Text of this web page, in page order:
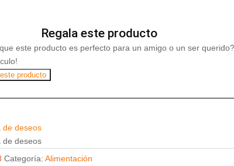
Regala este producto
este producto es perfecto para un amigo o un ser
producto
de deseos
de deseos
Categoría:Alimentación